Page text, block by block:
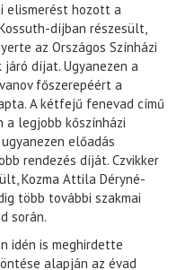
elismerést hozott a
díjban részesült,
az Országos Színházi
díjat. Ugyanezen a
főszerepéért a
A kétfejű fenevad című
a legjobb kőszínházi
előadás
rendezés díját. Czvikker
Kozma Attila Déryné-
több további szakmai
során.
idén is meghirdette
alapján az évad